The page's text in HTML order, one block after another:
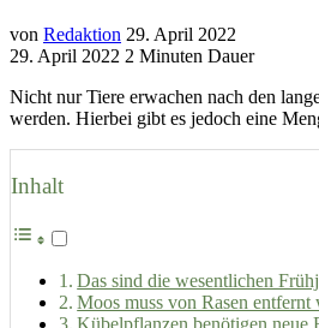
von Redaktion 29. April 2022
29. April 2022 2 Minuten Dauer
Nicht nur Tiere erwachen nach den
werden. Hierbei gibt es jedoch eine
Inhalt
Das sind die wesentlichen
Moos muss von Rasen entfernt